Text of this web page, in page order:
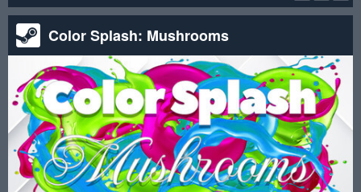
Color Splash: Mushrooms